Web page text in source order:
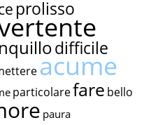
prolisso
difficile
acume
particolarefare bello
paura